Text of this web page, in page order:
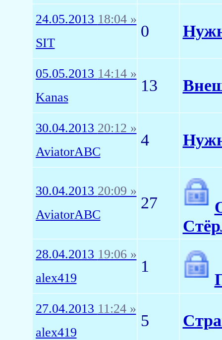
24.05.2013 18:04 »
SIT
0
05.05.2013 14:14 »
Kanas
13
30.04.2013 20:12 »
AviatorABC
4
30.04.2013 20:09 »
AviatorABC
27
28.04.2013 19:06 »
alex419
1
27.04.2013 11:24 »
alex419
5